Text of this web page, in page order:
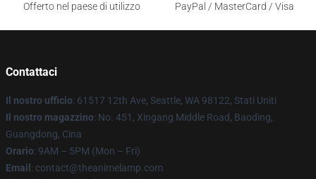
Offerto nel paese di utilizzo
PayPal / MasterCard / Visa
Contattaci
Il nostro ufficio: 61517 12th Ave, Seattle, WA 98122, Stati Uniti
Il nostro magazzino: No. 451, Xingang Middle Road, Baoding,
Guangdong, Cina
Orario: 9AM – 5PM (Mon – Fri)
Email : contact@theanimelamp.com